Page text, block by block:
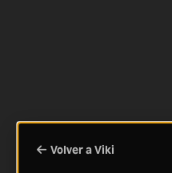
Volver a Viki